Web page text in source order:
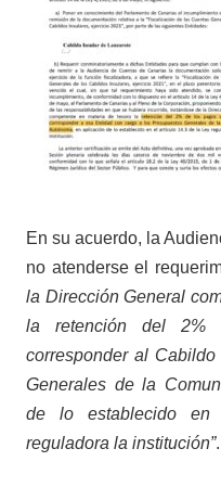
En su acuerdo, la
no atenderse el
la Dirección General
la retención del 2%
corresponder al
Generales de la
de lo establecido
reguladora la institución”.